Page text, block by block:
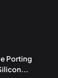
Porting